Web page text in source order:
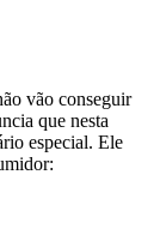
vão conseguir
que nesta
especial. Ele